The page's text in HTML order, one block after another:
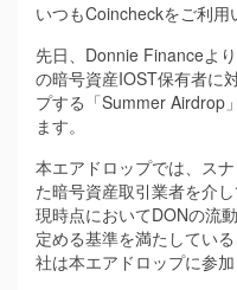
いつもCoincheckをご利用
先日、Donnie Financeよ
の暗号資産IOST保有者に
プする「Summer Airdrop
ます。
本エアドロップでは、ス
た暗号資産取引業者を介
現時点においてDONの流
定める基準を満たしてい
社は本エアドロップに参加